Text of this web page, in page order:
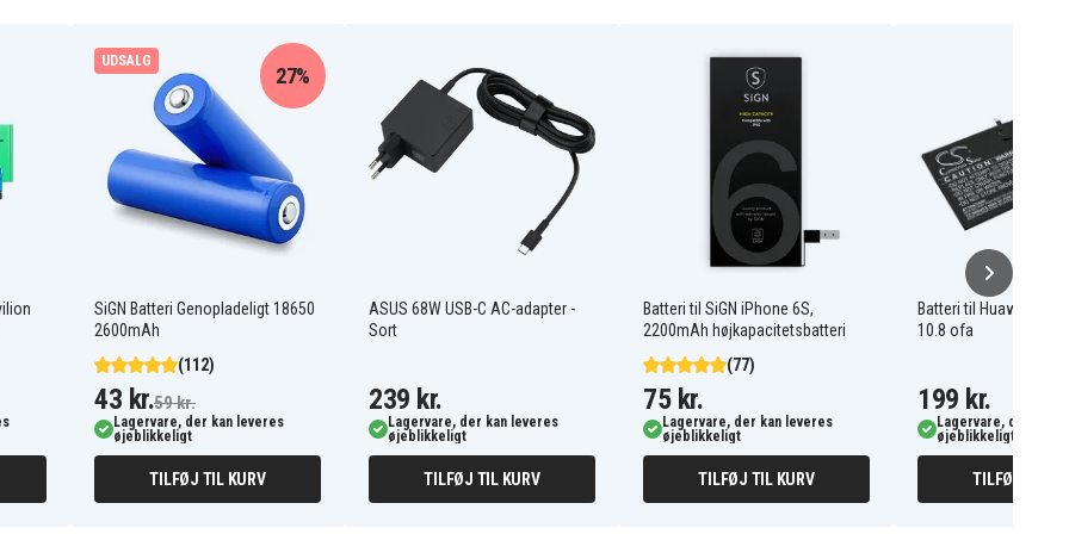
Asus S5300FF
Asus S530UA VivoBook
S15 S530UA-BQ019T
Asus VivoBook S15 S530FA
Asus VivoBook S15
S530FA-BQ285T
Asus VivoBook S15
S530FA-BQ288T
Asus VivoBook S15
Asus VivoBook S15
S530FN-BQ367T
S530FN-BQ370T
Asus VivoBook S15
S530FNBQ367T
Asus VivoBook S15
S530FNBQ370T
Asus VivoBook S15
Asus VivoBook S15
UDSALG
SiGN Batteri Genopladeligt 18650
2600mAh
(112)
27%
43 kr.59 kr.
Lagervare, der kan leveres
øjeblikkeligt
TILFØJ TIL KURV
ASUS 68W USB-C AC-adapter -
Sort
239 kr.
Lagervare, der kan leveres
øjeblikkeligt
TILFØJ TIL KURV
Batteri til SiGN iPhone 6S,
2200mAh højkapacitetsbatteri
(77)
75 kr.
Lagervare, der kan leveres
øjeblikkeligt
TILFØJ TIL KURV
Batteri til Huawei
10.8 ofa
199 kr.
Lagervare, der kan
øjeblikkeligt
TILFØJ TIL